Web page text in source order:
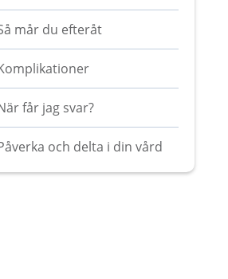
mår du efteråt
får jag svar?
och delta i din vård